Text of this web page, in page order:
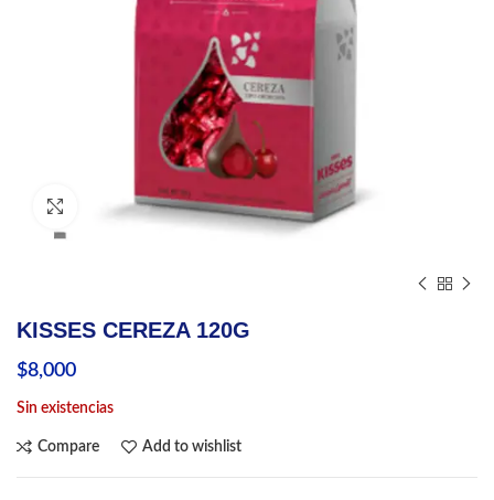
Click to enlarge
KISSES CEREZA 120G
$8,000
Sin existencias
Compare Add to wishlist